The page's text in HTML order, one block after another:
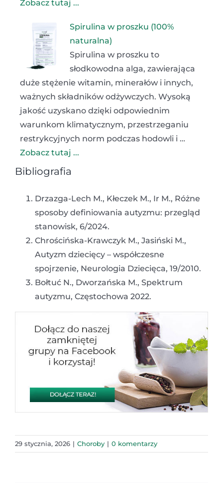
Zobacz tutaj ...
Spirulina w proszku (100%
naturalna)
Spirulina w proszku to
słodkowodna alga, zawierająca
duże stężenie witamin, minerałów i innych,
ważnych składników odżywczych. Wysoką
jakość uzyskano dzięki odpowiednim
warunkom klimatycznym, przestrzeganiu
restrykcyjnych norm podczas hodowli i …
Zobacz tutaj ...
Bibliografia
Drzazga-Lech M., Kłeczek M., Ir M., Różne
sposoby definiowania autyzmu: przegląd
stanowisk, 6/2024.
Chrościńska-Krawczyk M., Jasiński M.,
Autyzm dziecięcy – współczesne
spojrzenie, Neurologia Dziecięca, 19/2010.
Bołtuć N., Dworzańska M., Spektrum
autyzmu, Częstochowa 2022.
29 stycznia, 2026 | Choroby | 0 komentarzy